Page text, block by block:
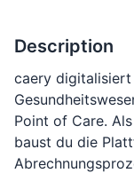
Description
caery digitalisiert
Point of Care.
baust du die